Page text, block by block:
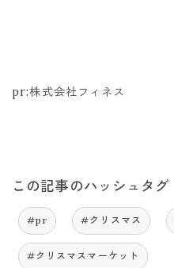
pr:株式会社フィネス
この記事のハッシュタグ
#pr #クリスマス
#クリスマスマーケット